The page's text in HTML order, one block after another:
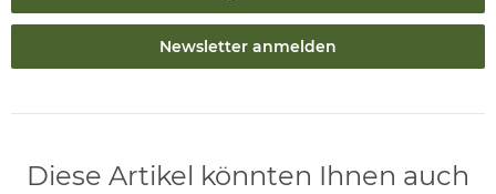
Newsletter anmelden
Diese Artikel könnten Ihnen auch